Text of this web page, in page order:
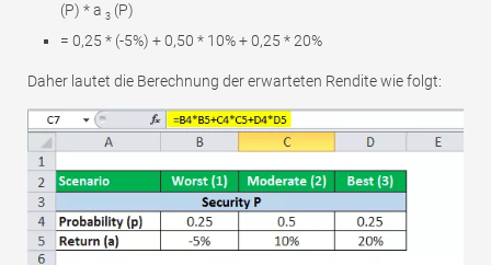
(P) * a 3 (P)
= 0,25 * (-5%) + 0,50 * 10% + 0,25 * 20%
Daher lautet die Berechnung der erwarteten Rendite wie folgt: